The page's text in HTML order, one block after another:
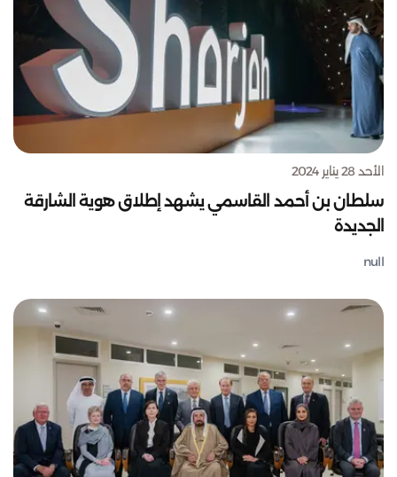
الأحد 28 يناير 2024
سلطان بن أحمد القاسمي يشهد إطلاق هوية الشارقة
الجديدة
null